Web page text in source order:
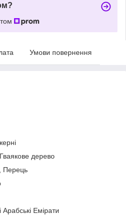
Умови повернення
дерево
Перець
Емірати